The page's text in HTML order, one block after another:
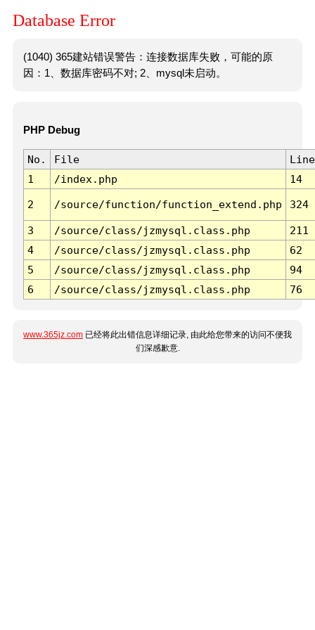
Database Error
(1040) 365建站错误警告：连接数据库失败，可能的原
因：1、数据库密码不对; 2、mysql未启动。
PHP Debug
No. File
Line
1
/index.php 14
2 /source/function/function_extend.php 324
3 /source/class/jzmysql.class.php
211
4
/source/class/jzmysql.class.php
62
5
/source/class/jzmysql.class.php
94
6
/source/class/jzmysql.class.php 76
www.365jz.com 已经将此出错信息详细记录, 由此给您带来的访问不便我
们深感歉意.